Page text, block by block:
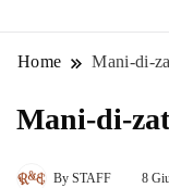
Home Mani-di-
Mani-di-
By STAFF 8